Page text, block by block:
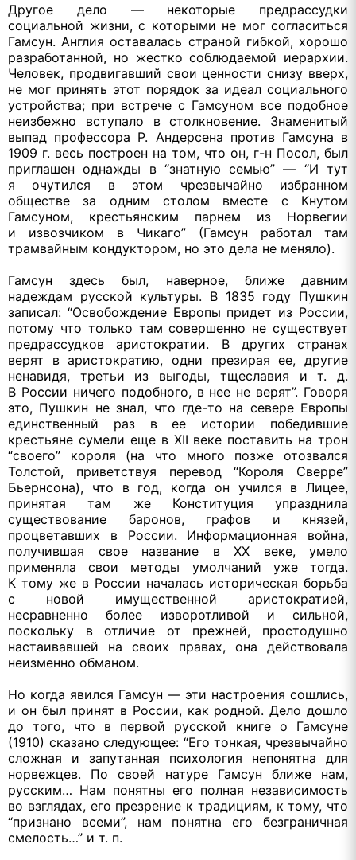
Другое дело — некоторые предрассудки
социальной жизни, с которыми не могсогласиться
Гамсун. Англия оставалась страной гибкой, хорошо
разработанной, но жестко соблюдаемой иерархии.
Человек, продвигавший свои ценности снизу вверх,
не мог принять этот порядок за идеал социального
устройства; при встрече с Гамсуном все подобное
неизбежно вступало в столкновение. Знаменитый
выпад профессора Р. Андерсена против Гамсуна в
1909 г. весь построен на том, что он, г-н Посол, был
приглашен однажды в “знатную семью” — “И тут
я очутился
в этом чрезвычайно избранном
обществеза одним столом вместе с Кнутом
Гамсуном, крестьянским парнем из Норвегии
и извозчиком
в Чикаго” (Гамсун работал там
трамвайным кондуктором, но это дела не меняло).
Гамсун здесь был, наверное, ближе давним
надеждам русской культуры. В 1835 году Пушкин
записал: “Освобождение Европы придет из России,
потому что только там совершенно не существует
предрассудков аристократии. В других странах
верят в аристократию, одни презирая ее, другие
ненавидя, третьи из выгоды, тщеславия и т. д.
В России ничего подобного, в нее не верят”. Говоря
это, Пушкин не знал, что где-то на севереЕвропы
единственный раз вее истории победившие
крестьяне сумели еще в XII веке поставить на трон
“своего” короля (на что много позже отозвался
Толстой, приветствуя перевод “Короля Сверре”
Бьернсона), что в год, когда он учился в Лицее,
принятаятам жеКонституция упразднила
существование баронов, графов и князей,
процветавших в России. Информационная война,
получившая свое название в XX веке,умело
применяла свои методы умолчаний уже тогда.
К тому же в России началась историческая борьба
с новой имущественной аристократией,
несравненно более изворотливой и сильной,
поскольку в отличие от прежней, простодушно
настаивавшей на своих правах, она действовала
неизменно обманом.
Но когда явился Гамсун — эти настроения сошлись,
и он былпринят в России,как родной.Дело дошло
до того, что в первой русской книге о Гамсуне
(1910) сказано следующее: “Его тонкая, чрезвычайно
сложная и запутанная психология непонятна для
норвежцев. По своей натуре Гамсун ближе нам,
русским… Нам понятны его полная независимость
во взглядах,его презрение к традициям, к тому, что
“признано всеми”, нам понятна его безграничная
смелость…” и т. п.